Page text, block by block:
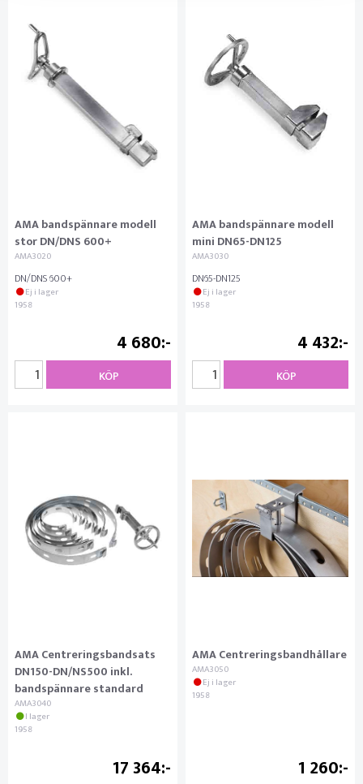
AMA bandspännare modell
stor DN/DNS 600+
AMA3020
DN/DNS 600+
Ej i lager
1958
4 680
KÖP
AMA bandspännare modell
mini DN65-DN125
AMA3030
DN65-DN125
Ej i lager
1958
4 432
KÖP
AMA Centreringsbandsats
DN150-DN/NS500 inkl.
bandspännare standard
AMA3040
I lager
1958
17 364
AMA Centreringsbandhållare
AMA3050
Ej i lager
1958
1 260